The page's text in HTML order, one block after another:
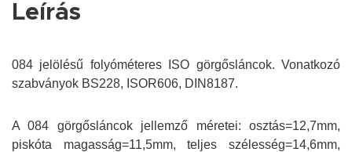
Leírás
084 jelölésű folyóméteres ISO görgősláncok. Vonatkozó
szabványok BS228, ISOR606, DIN8187.
A 084 görgősláncok jellemző méretei: osztás=12,7mm,
piskóta magasság=11,5mm, teljes szélesség=14,6mm,